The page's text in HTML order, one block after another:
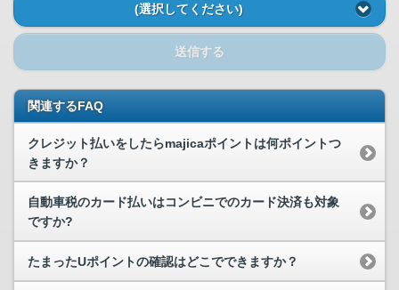
(選択してください)
送信する
関連するFAQ
クレジット払いをしたらmajicaポイントは何ポイントつ
きますか？
自動車税のカード払いはコンビニでのカード決済も対象
ですか?
たまったUポイントの確認はどこでできますか？